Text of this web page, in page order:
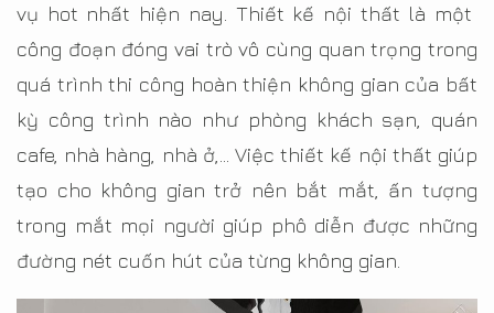
vụ hot nhất hiện nay. Thiết kế nội thất là một
công đoạn đóng vai trò vô cùng quan trọng trong
quá trình thi công hoàn thiện không gian của bất
kỳ công trình nào như phòng khách sạn, quán
cafe, nhà hàng, nhà ở,… Việc thiết kế nội thất giúp
tạo cho không gian trở nên bắt mắt, ấn tượng
trong mắt mọi người giúp phô diễn được những
đường nét cuốn hút của từng không gian.